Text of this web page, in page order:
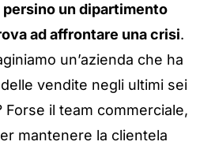
un dipartimento
ad affrontare una crisi.
un’azienda che ha
vendite negli ultimi sei
Forse il team commerciale,
mantenere la clientela